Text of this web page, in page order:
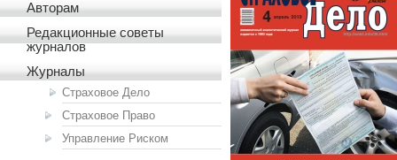
Авторам
Редакционные советы
журналов
Журналы
Страховое Дело
Страховое Право
Управление Риском